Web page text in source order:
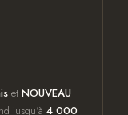
etNOUVEAU
jusqu'à4 000